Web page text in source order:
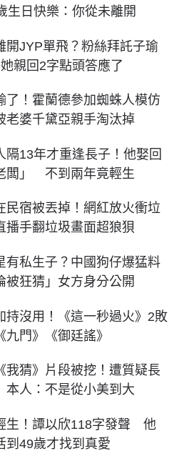
生日快樂：你從未離開
開JYP單飛？粉絲拜託子瑜
親回2字點頭答應了
了！霍蘭德參加蜘蛛人模仿
婆千黛亞親手淘汰掉
隔13年才重逢長子！他娶回
闆」 不到兩年竟輕生
民宿被丟掉！網紅放火衝垃
手翻垃圾畫面超狼狽
有私生子？中國狗仔爆猛料
被狂猜」女方身分公開
持沒用！《這一秒過火》2敗
九門》《御廷謠》
我猜》片段被挖！遭質疑長
人：不是從小美到大
生！譚以欣118字發聲 他
到49歲才找到真愛